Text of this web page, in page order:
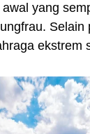
yang
ekstrem